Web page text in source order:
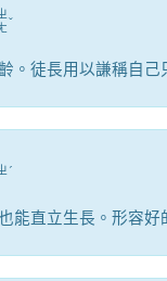
ˇ
。徒長用以謙稱自
ˊ
能直立生長。形容